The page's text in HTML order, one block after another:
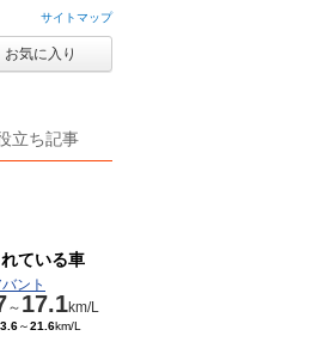
サイトマップ
お気に入り
立ち記事
ている車
ント
～ 17.1km/L
～21.6km/L